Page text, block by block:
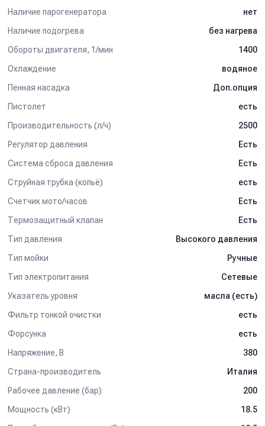
Наличие парогенератора
нет
Наличие подогрева
без нагрева
Обороты двигателя, 1/мин
1400
Охлаждение
водяное
Пенная насадка
Доп.опция
Пистолет
есть
Производительность (л/ч)
2500
Регулятор давления
Есть
Система сброса давления
Есть
Струйная трубка (копьё)
есть
Счетчик мото/часов
Есть
Термозащитный клапан
Есть
Тип давления
Высокого давления
Тип мойки
Ручные
Тип электропитания
Сетевые
Указатель уровня
масла (есть)
Фильтр тонкой очистки
есть
Форсунка
есть
Напряжение, В
380
Страна-производитель
Италия
Рабочее давление (бар)
200
Мощность (кВт)
18.5